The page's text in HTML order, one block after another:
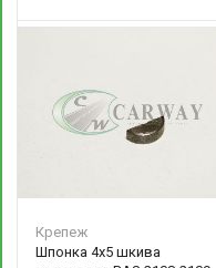
Крепеж
Шпонка 4х5 шкива